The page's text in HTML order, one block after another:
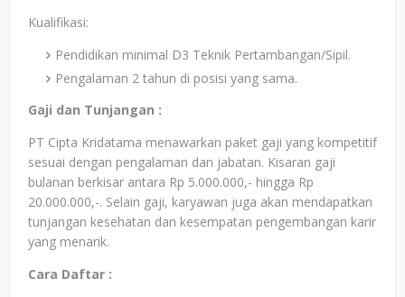
Kualifikasi:
Pendidikan minimal D3 Teknik Pertambangan/Sipil.
Pengalaman 2 tahun di posisi yang sama.
Gaji dan Tunjangan :
PT Cipta Kridatama menawarkan paket gaji yang kompetitif
sesuai dengan pengalaman dan jabatan. Kisaran gaji
bulanan berkisar antara Rp 5.000.000,- hingga Rp
20.000.000,-. Selain gaji, karyawan juga akan mendapatkan
tunjangan kesehatan dan kesempatan pengembangan karir
yang menarik.
Cara Daftar :